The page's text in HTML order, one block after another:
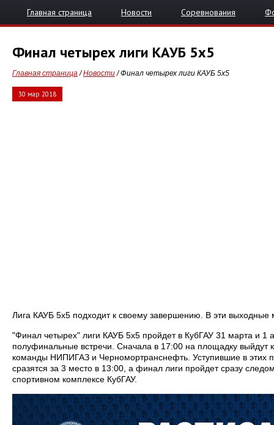
Главная страница Новости Соревнования
Финал четырех лиги КАУБ 5х5
Главная страница/Новости/ Финал четырех лиги КАУБ 5х5
30 мар 2018
Лига КАУБ 5х5 подходит к своему завершению. В эти
"Финал четырех" лиги КАУБ 5х5 пройдет в КубГАУ 31 марта и 1
полуфинальные встречи. Сначала в 17:00 на площадку
команды НИПИГАЗ и Черномортранснефть. Уступившие в этих
сразятся за 3 место в 13:00, а финал лиги пройдет сразу
спортивном комплексе КубГАУ.